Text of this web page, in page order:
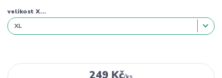
velikost X...